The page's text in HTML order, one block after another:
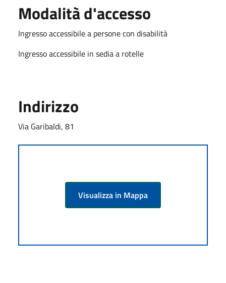
Modalità d'accesso
Ingresso accessibile a persone con disabilità
Ingresso accessibile in sedia a rotelle
Indirizzo
Via Garibaldi, 81
Visualizza in Mappa